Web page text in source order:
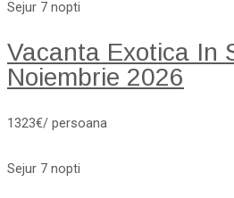
Sejur 7 nopti
Vacanta Exotica In
Noiembrie 2026
1323€/ persoana
Sejur 7 nopti